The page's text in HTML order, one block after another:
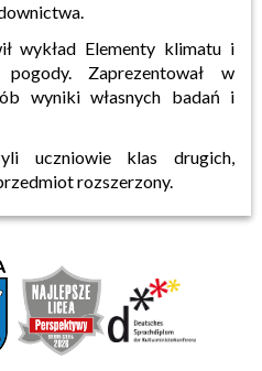
wykład Elementy klimatu i
pogody. Zaprezentował w
wyniki własnych badań i
uczniowie klas drugich,
rozszerzony.